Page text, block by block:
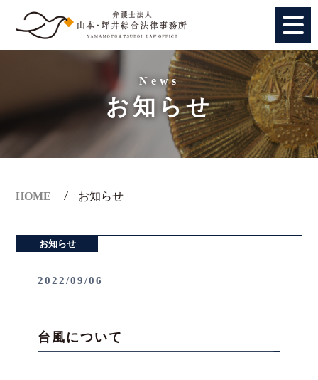
法人のお客様
News
お知らせ
HOME お知らせ
お知らせ
2022/09/06
台風について